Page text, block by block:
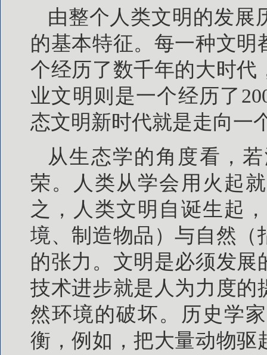
由整个人类文明的发展
的基本特征。每一种文
个经历了数千年的大时代
业文明则是一个经历了
态文明新时代就是走向一
从生态学的角度看，
荣。人类从学会用火起
之，人类文明自诞生起
境、制造物品）与自然（
的张力。文明是必须发
技术进步就是人为力度的
然环境的破坏。历史学
衡，例如，把大量动物驱